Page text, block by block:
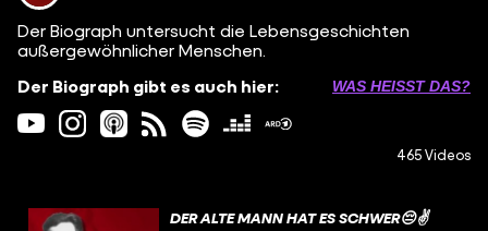
Der Biograph untersucht die Lebensgeschichten
außergewöhnlicher Menschen.
Der Biograph gibt es auch hier:
WAS HEISST DAS?
465 Videos
DER ALTE MANN HAT ES SCHWER😔✌️